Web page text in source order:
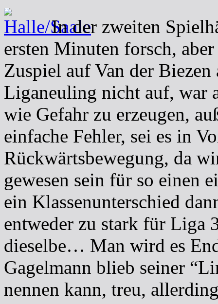
In der zweiten
ersten Minuten forsch,
Zuspiel auf Van der
Liganeuling nicht auf, war
wie Gefahr zu erzeugen,
einfache Fehler, sei es in
Rückwärtsbewegung, da
gewesen sein für so einen
ein Klassenunterschied
entweder zu stark für Liga
dieselbe… Man wird es
Gagelmann blieb seiner
nennen kann, treu,